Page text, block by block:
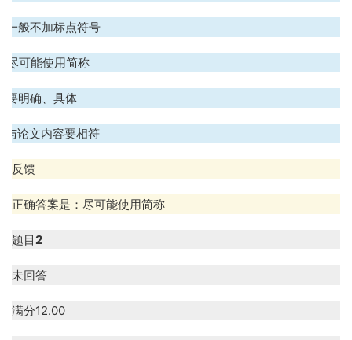
一般不加标点符号
尽可能使用简称
要明确、具体
与论文内容要相符
反馈
正确答案是：尽可能使用简称
题目 2
未回答
满分12.00